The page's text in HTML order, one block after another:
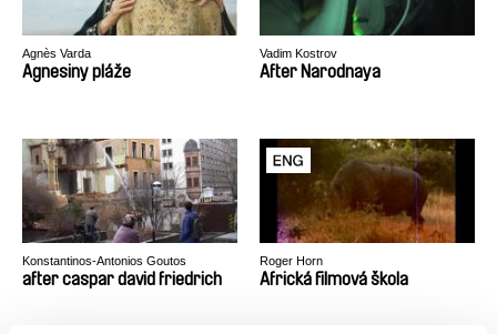
Agnès Varda
Agnesiny pláže
Vadim Kostrov
After Narodnaya
Konstantinos-Antonios Goutos
after caspar david friedrich
Roger Horn
Africká filmová škola